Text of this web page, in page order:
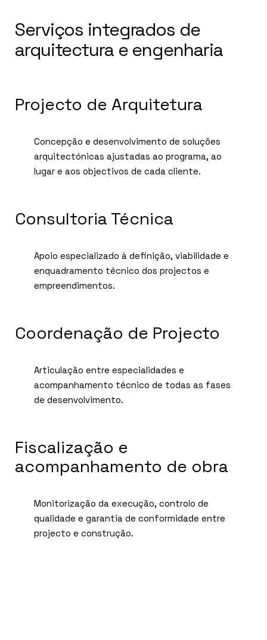
Serviços integrados de
arquitectura e engenharia
Projecto de Arquitetura
Concepção e desenvolvimento de soluções
arquitectónicas ajustadas ao programa, ao
lugar e aos objectivos de cada cliente.
Consultoria Técnica
Apoio especializado à definição, viabilidade e
enquadramento técnico dos projectos e
empreendimentos.
Coordenação de Projecto
Articulação entre especialidades e
acompanhamento técnico de todas as fases
de desenvolvimento.
Fiscalização e
acompanhamento de obra
Monitorização da execução, controlo de
qualidade e garantia de conformidade entre
projecto e construção.